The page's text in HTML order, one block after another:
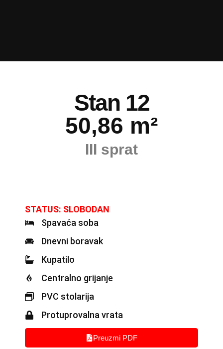
Stan 12
50,86 m²
III sprat
STATUS: SLOBODAN
Spavaća soba
Dnevni boravak
Kupatilo
Centralno grijanje
PVC stolarija
Protuprovalna vrata
Preuzmi PDF